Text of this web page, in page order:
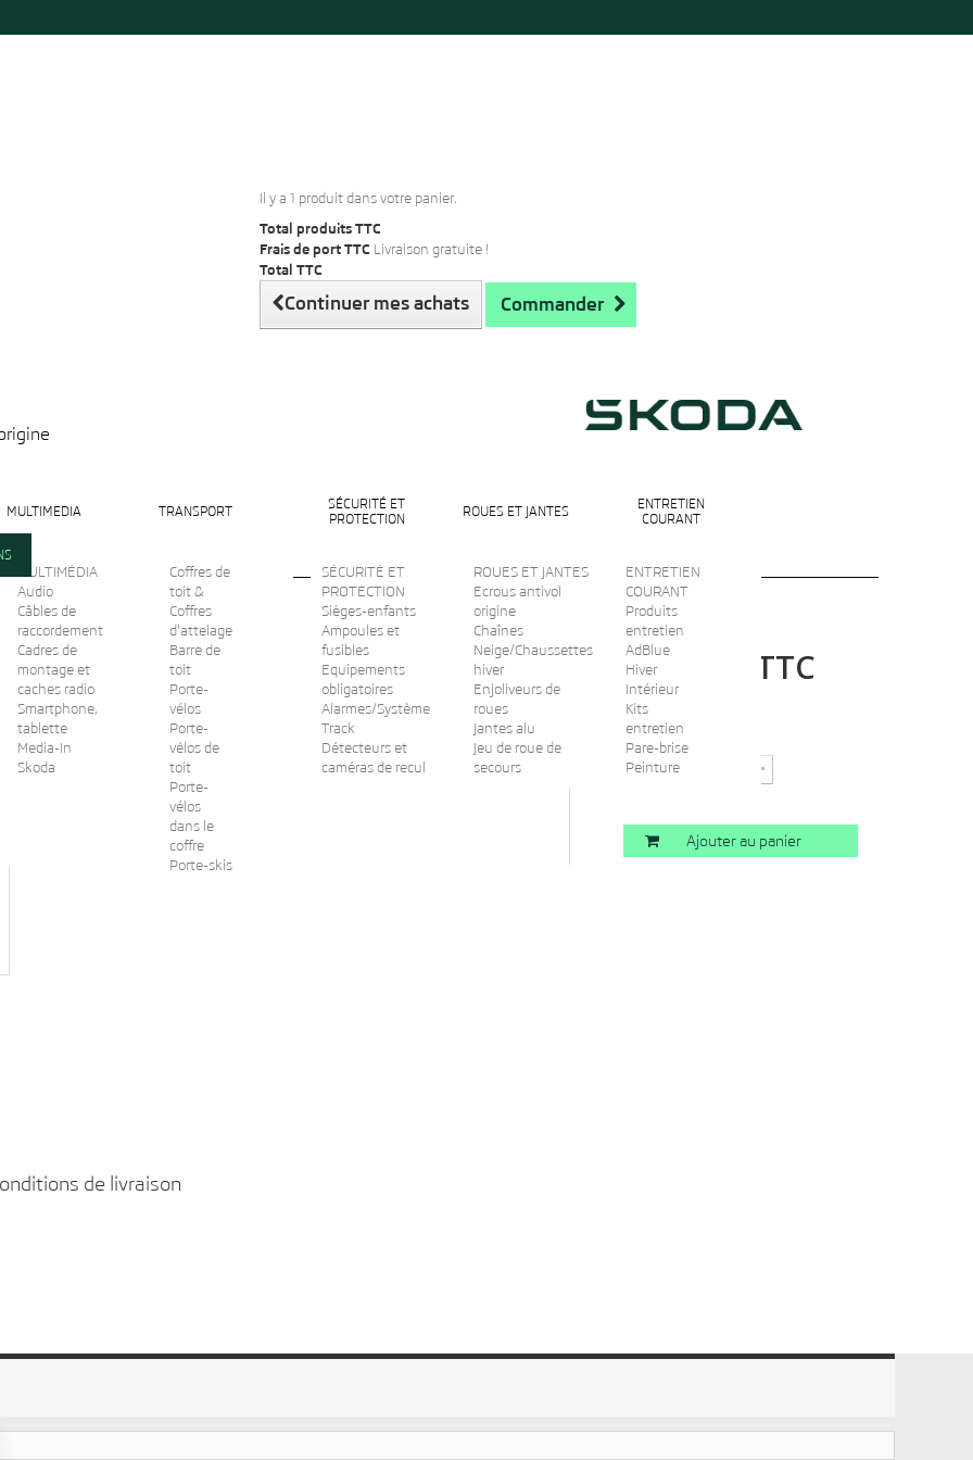
Il y a 1 produit dans votre panier.
Total produits TTC
Frais de port TTC Livraison gratuite !
Total TTC
Continuer mes achats Commander
MULTIMEDIA
MULTIMÉDIA
Audio
Câbles de
raccordement
Cadres de
montage et
caches radio
Smartphone,
tablette
Media-In
Skoda
TRANSPORT
Coffres de
toit &
Coffres
d'attelage
Barre de
toit
Porte-
vélos
Porte-
vélos de
toit
Porte-
vélos
dans le
coffre
Porte-skis
SÉCURITÉ ET
PROTECTION
SÉCURITÉ ET
PROTECTION
Sièges-enfants
Ampoules et
fusibles
Equipements
obligatoires
Alarmes/Système
Track
Détecteurs et
caméras de recul
ROUES ET JANTES
ROUES ET JANTES
Ecrous antivol
origine
Chaînes
Neige/Chaussettes
hiver
Enjoliveurs de
roues
Jantes alu
Jeu de roue de
secours
ENTRETIEN
COURANT
ENTRETIEN
COURANT
Produits
entretien
AdBlue
Hiver
Intérieur
Kits
entretien
Pare-brise
Peinture
Chaine neige 16" et 17"
État : Nouveau
132,00 € TTC
Quantité
Ajouter au panier
de livraison